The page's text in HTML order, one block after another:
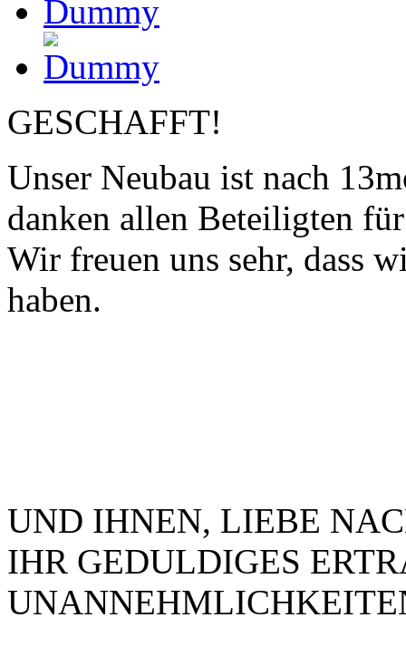
GESCHAFFT!
Unser Neubau ist nach
danken allen Beteiligten
Wir freuen uns sehr, dass
haben.
UND IHNEN, LIEBE
IHR GEDULDIGES